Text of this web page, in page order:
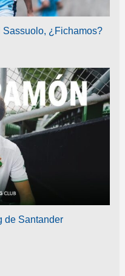
Sassuolo, ¿Fichamos?
de Santander